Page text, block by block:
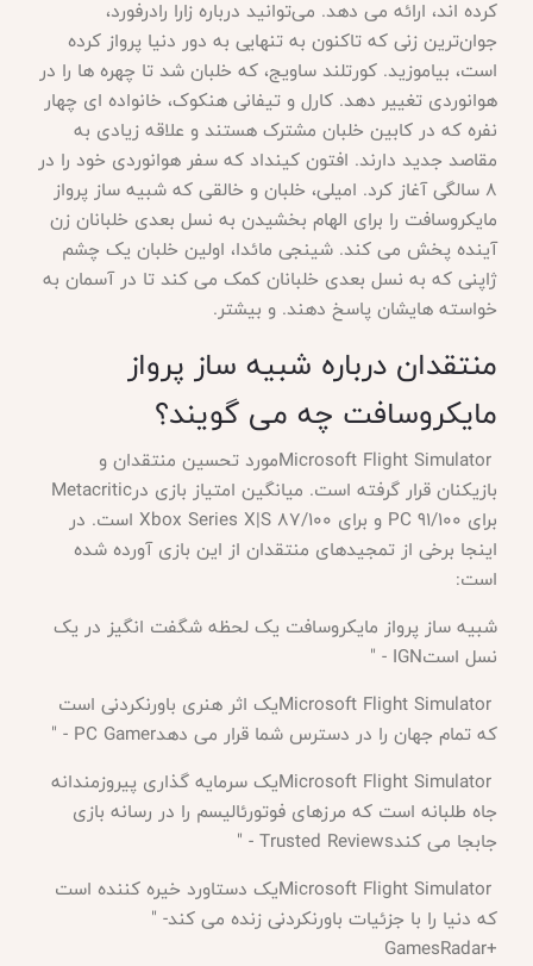
کرده اند، ارائه می دهد. می‌توانید درباره زارا رادرفورد،
جوان‌ترین زنی که تاکنون به تنهایی به دور دنیا پرواز کرده
است، بیاموزید. کورتلند ساویج، که خلبان شد تا چهره ها را در
هوانوردی تغییر دهد. کارل و تیفانی هنکوک، خانواده ای چهار
نفره که در کابین خلبان مشترک هستند و علاقه زیادی به
مقاصد جدید دارند. افتون کینداد که سفر هوانوردی خود را در
8 سالگی آغاز کرد. امیلی، خلبان و خالقی که شبیه ساز پرواز
مایکروسافت را برای الهام بخشیدن به نسل بعدی خلبانان زن
آینده پخش می کند. شینجی مائدا، اولین خلبان یک چشم
ژاپنی که به نسل بعدی خلبانان کمک می کند تا در آسمان به
خواسته هایشان پاسخ دهند. و بیشتر.
منتقدان درباره شبیه ساز پرواز
مایکروسافت چه می گویند؟
Microsoft Flight Simulatorمورد تحسین منتقدان و
بازیکنان قرار گرفته است. میانگین امتیاز بازی درMetacritic
برای PC 91/100 و برای Xbox Series X|S 87/100 است. در
اینجا برخی از تمجیدهای منتقدان از این بازی آورده شده
است:
شبیه ساز پرواز مایکروسافت یک لحظه شگفت انگیز در یک
نسل است" - IGN
Microsoft Flight Simulatorیک اثر هنری باورنکردنی است
که تمام جهان را در دسترس شما قرار می دهد" - PC Gamer
Microsoft Flight Simulatorیک سرمایه گذاری پیروزمندانه
جاه طلبانه است که مرزهای فوتورئالیسم را در رسانه بازی
جابجا می کند" - Trusted Reviews
Microsoft Flight Simulatorیک دستاورد خیره کننده است
که دنیا را با جزئیات باورنکردنی زنده می کند" -
GamesRadar+